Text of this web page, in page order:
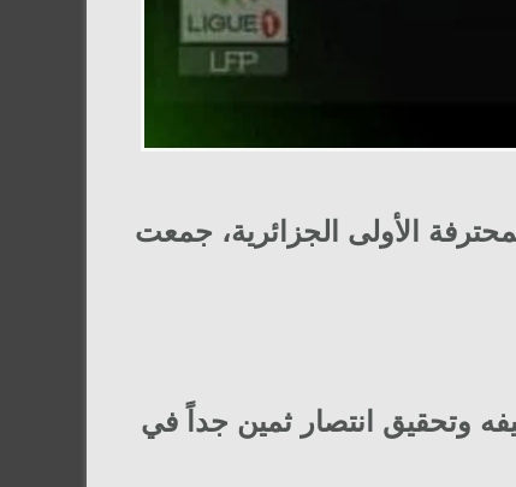
مثيرة للغاية ضمن الجولة 28 من الرابطة المحترفة الأولى الجزائرية، جمعت
في اكتساح ضيفه وتحقيق انتصار ثمين جداً في